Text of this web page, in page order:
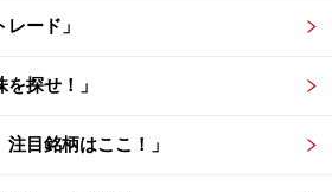
ード」
探せ！」
目銘柄はここ！」